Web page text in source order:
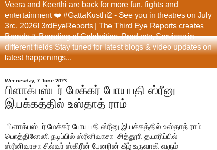
Veera and Keerthi are back for more fun, fights and
entertainment ❤️ #GattaKusthi2 - See you in theatres on July
3rd, 2026! 3rdEyeReports | The Third Eye Reports creates
Brands & Branding of Celebrities, Products, Services in
different fields Stay tuned for latest blogs & video updates on
latest happenings...
Wednesday, 7 June 2023
பிளாக்பஸ்டர் மேக்கர் போயபதி ஸ்ரீனு
இயக்கத்தில் உஸ்தாத் ராம்
பிளாக்பஸ்டர் மேக்கர் போயபதி ஸ்ரீனு இயக்கத்தில் உஸ்தாத் ராம்
பொத்தினேனி நடிப்பில் ஸ்ரீனிவாசா சித்தூரி தயாரிப்பில்
ஸ்ரீனிவாசா சில்வர் ஸ்கிரீன் பேனரின் கீழ் உருவாகி வரும்